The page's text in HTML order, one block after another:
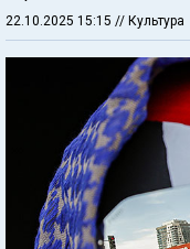
22.10.2025 15:15 // Культура